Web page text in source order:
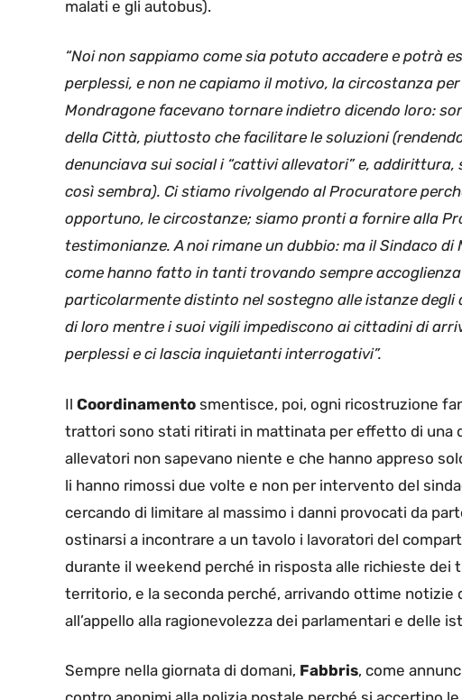
malati e gli autobus).
“Noi non sappiamo come sia potuto accadere e potrà
perplessi, e non ne capiamo il motivo, la circostanza
Mondragone facevano tornare indietro dicendo loro:
della Città, piuttosto che facilitare le soluzioni
denunciava sui social i “cattivi allevatori” e,
così sembra). Ci stiamo rivolgendo al Procuratore
opportuno, le circostanze; siamo pronti a fornire alla
testimonianze. A noi rimane un dubbio: ma il Sindaco
come hanno fatto in tanti trovando sempre
particolarmente distinto nel sostegno alle istanze
di loro mentre i suoi vigili impediscono ai cittadini di
perplessi e ci lascia inquietanti interrogativi”.
Il Coordinamento smentisce, poi, ogni ricostruzione
trattori sono stati ritirati in mattinata per effetto di una
allevatori non sapevano niente e che hanno appreso
li hanno rimossi due volte e non per intervento del
cercando di limitare al massimo i danni provocati da
ostinarsi a incontrare a un tavolo i lavoratori del
durante il weekend perché in risposta alle richieste
territorio, e la seconda perché, arrivando ottime notizie
all’appello alla ragionevolezza dei parlamentari e delle
Sempre nella giornata di domani, Fabbris, come